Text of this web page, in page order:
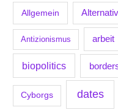
Allgemein
Antizionismus arbeit
biopolitics
Cyborgs dates